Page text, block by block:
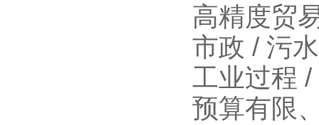
高精度贸
市政 / 污
工业过程
预算有限